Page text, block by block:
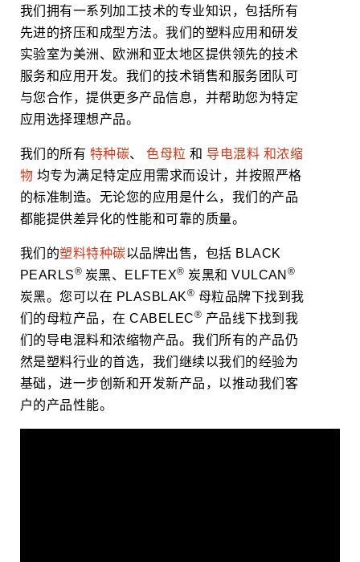
我们拥有一系列加工技术的专业知识，包括所有
先进的挤压和成型方法。我们的塑料应用和研发
实验室为美洲、欧洲和亚太地区提供领先的技术
服务和应用开发。我们的技术销售和服务团队可
与您合作，提供更多产品信息，并帮助您为特定
应用选择理想产品。
我们的所有 特种碳、色母粒 和 导电混料 和浓缩
物 均专为满足特定应用需求而设计，并按照严格
的标准制造。无论您的应用是什么，我们的产品
都能提供差异化的性能和可靠的质量。
我们的塑料特种碳以品牌出售，包括 BLACK
PEARLS® 炭黑、ELFTEX® 炭黑和 VULCAN ®
炭黑。您可以在 PLASBLAK® 母粒品牌下找到我
们的母粒产品，在 CABELEC® 产品线下找到我
们的导电混料和浓缩物产品。我们所有的产品仍
然是塑料行业的首选，我们继续以我们的经验为
基础，进一步创新和开发新产品，以推动我们客
户的产品性能。